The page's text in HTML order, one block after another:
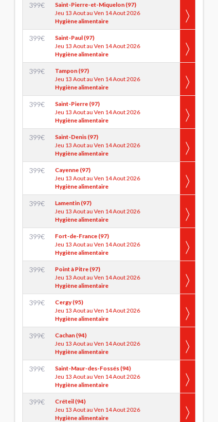
399€
Saint-Pierre-et-Miquelon (97)
Jeu 13 Aout au Ven 14 Aout 2026
Hygiène alimentaire
399€
Saint-Paul (97)
Jeu 13 Aout au Ven 14 Aout 2026
Hygiène alimentaire
399€
Tampon (97)
Jeu 13 Aout au Ven 14 Aout 2026
Hygiène alimentaire
399€
Saint-Pierre (97)
Jeu 13 Aout au Ven 14 Aout 2026
Hygiène alimentaire
399€
Saint-Denis (97)
Jeu 13 Aout au Ven 14 Aout 2026
Hygiène alimentaire
399€
Cayenne (97)
Jeu 13 Aout au Ven 14 Aout 2026
Hygiène alimentaire
399€
Lamentin (97)
Jeu 13 Aout au Ven 14 Aout 2026
Hygiène alimentaire
399€
Fort-de-France (97)
Jeu 13 Aout au Ven 14 Aout 2026
Hygiène alimentaire
399€
Point à Pitre (97)
Jeu 13 Aout au Ven 14 Aout 2026
Hygiène alimentaire
399€
Cergy (95)
Jeu 13 Aout au Ven 14 Aout 2026
Hygiène alimentaire
399€
Cachan (94)
Jeu 13 Aout au Ven 14 Aout 2026
Hygiène alimentaire
399€
Saint-Maur-des-Fossés (94)
Jeu 13 Aout au Ven 14 Aout 2026
Hygiène alimentaire
399€
Créteil (94)
Jeu 13 Aout au Ven 14 Aout 2026
Hygiène alimentaire